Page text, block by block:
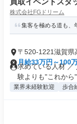
買取イベントスタ
株式会社FGドリーム
集客を極める道も、
〒520-1221滋賀県
月給33万円～100
求めている人材 ／
験よりも"これから"
業界未経験歓迎 歩合